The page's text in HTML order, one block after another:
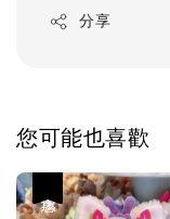
分享
您可能也喜歡